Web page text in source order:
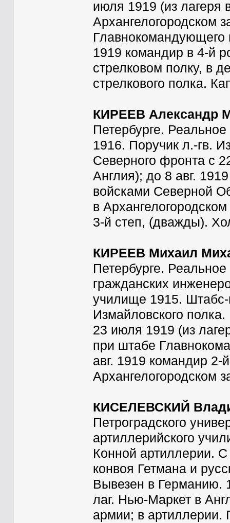
июля 1919 (из лагеря
Архангелогородском
Главнокомандующего
1919 командир в 4-й
стрелковом полку, в
стрелкового полка.
КИРЕЕВ Александр
Петербурге.
1916. Поручик л.-гв.
Северного фронта с
Англия); до 8 авг.
войсками Северной
в
3-й степ, (дважды).
КИРЕЕВ Михаил
Петербурге.
гражданских
училище 1915. Штабс-
Измайловского
23 июля 1919 (из
при штабе
авг. 1919 командир
Архангелогородском
КИСЕЛЕВСКИЙ
Петроградского
артиллерийского
Конной артиллерии.
конвоя Гетмана и
Вывезен в Германию.
лаг. Нью-Маркет в
армии; в артиллерии.